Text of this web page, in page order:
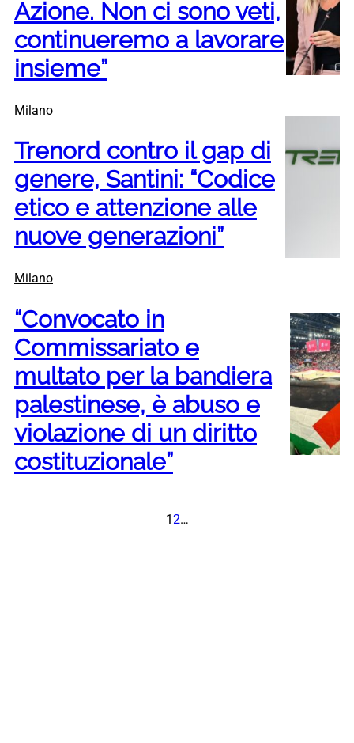
Azione. Non ci sono veti,
continueremo a lavorare
insieme”
Milano
Trenord contro il gap di
genere, Santini: “Codice
etico e attenzione alle
nuove generazioni”
Milano
“Convocato in
Commissariato e
multato per la bandiera
palestinese, è abuso e
violazione di un diritto
costituzionale”
12…